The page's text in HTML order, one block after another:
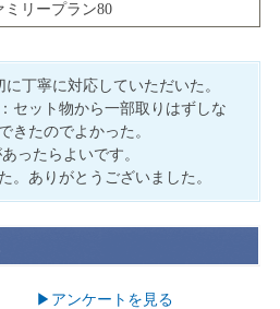
ミリープラン80
丁寧に対応していただいた。
セット物から一部取りはずしな
きたのでよかった。
ったらよいです。
。ありがとうございました。
▶︎アンケートを見る